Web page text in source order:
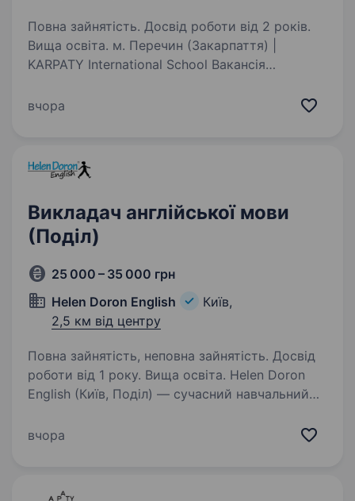
Повна зайнятість. Досвід роботи від 2 років.
Вища освіта. м. Перечин (Закарпаття) |
KARPATY International School Вакансія
International School — сучасна школа
вчора
Викладач англійської мови
(Поділ)
25 000 – 35 000 грн
Helen Doron English
Київ,
2,5 км від центру
Повна зайнятість, неповна зайнятість. Досвід
роботи від 1 року. Вища освіта. Helen Doron
English (Київ, Поділ) — сучасний навчальний
що працює за всесвітньо відомою
вчора